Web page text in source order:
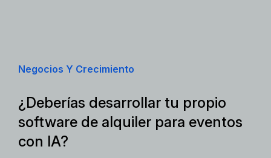
Negocios Y Crecimiento
¿Deberías desarrollar tu propio
software de alquiler para eventos
con IA?